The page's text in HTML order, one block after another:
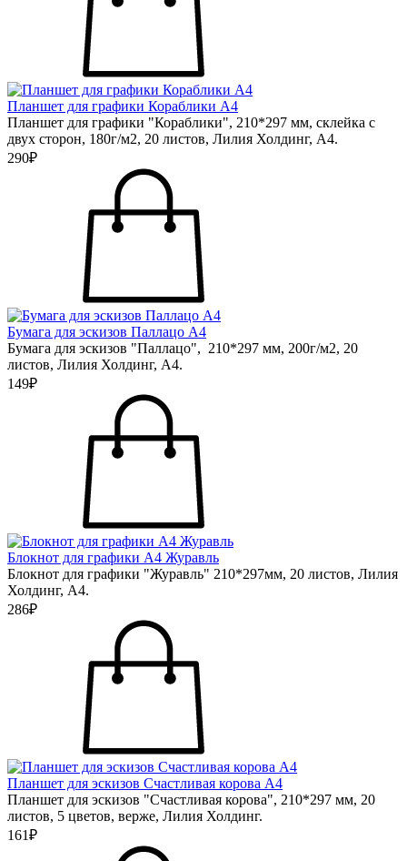
Планшет для графики Кораблики А4
Планшет для графики "Кораблики", 210*297 мм, склейка с
двух сторон, 180г/м2, 20 листов, Лилия Холдинг, А4.
290₽
Бумага для эскизов Паллацо А4
Бумага для эскизов "Паллацо", 210*297 мм, 200г/м2, 20
листов, Лилия Холдинг, А4.
149₽
Блокнот для графики А4 Журавль
Блокнот для графики "Журавль" 210*297мм, 20 листов, Лилия
Холдинг, А4.
286₽
Планшет для эскизов Счастливая корова А4
Планшет для эскизов "Счастливая корова", 210*297 мм, 20
листов, 5 цветов, верже, Лилия Холдинг.
161₽